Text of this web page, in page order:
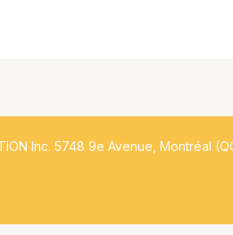
Inc. 5748 9e Avenue, Montréal